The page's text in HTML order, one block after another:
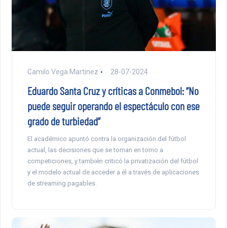
Camilo Vega Martinez 28-07-2024
Eduardo Santa Cruz y críticas a Conmebol: “No
puede seguir operando el espectáculo con ese
grado de turbiedad”
El académico apuntó contra la organización del fútbol
actual, las decisiones que se toman en torno a
competiciones, y también criticó la privatización del fútbol
y el modelo actual de acceder a él a través de aplicaciones
de streaming pagables.